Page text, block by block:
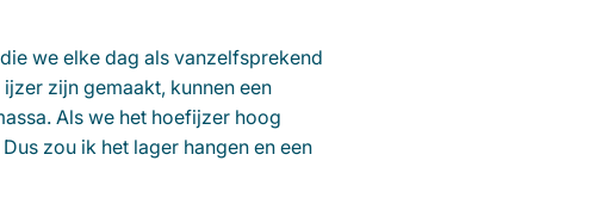
we elke dag als vanzelfsprekend
zijn gemaakt, kunnen een
Als we het hoefijzer hoog
zou ik het lager hangen en een